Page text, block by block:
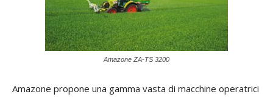
Amazone ZA-TS 3200
Amazone propone una gamma vasta di macchine operatrici